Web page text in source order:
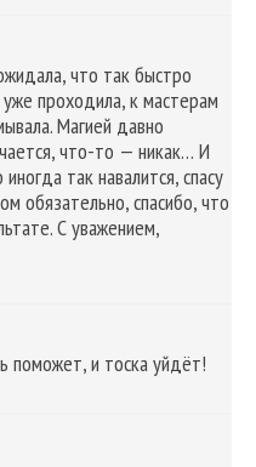
что так быстро
проходила, к мастерам
Магией давно
что-то — никак… И
так навалится, спасу
обязательно, спасибо, что
С уважением,
поможет, и тоска уйдёт!